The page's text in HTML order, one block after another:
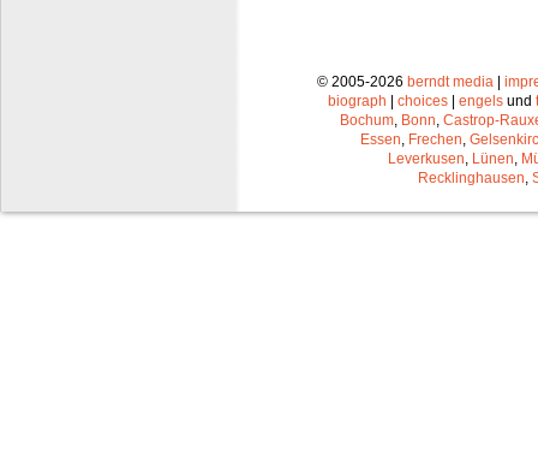
© 2005-2026 berndt media |
biograph | choices | engels und
Bochum Bonn Castrop-
Essen Frechen
Leverkusen Lünen
Recklinghausen